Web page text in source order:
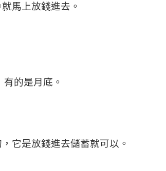
馬上放錢進去。
的是月底。
它是放錢進去儲蓄就可以。